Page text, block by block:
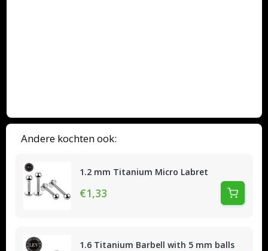
Andere kochten ook:
1.2 mm Titanium Micro Labret
€1,33
1.6 Titanium Barbell with 5 mm balls